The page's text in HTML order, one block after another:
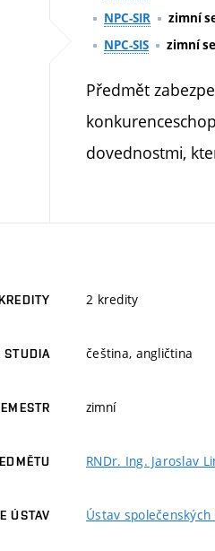
NPC-SIR
zimní
NPC-SIS
zimní
Předmět
dovednostmi,
2 kredity
STUDIA čeština, angličtina
zimní
RNDr. Ing. Jaroslav
ÚSTAV Ústav společenských